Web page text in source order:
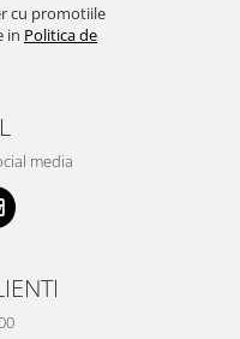
cu promotiile
in Politica de
media